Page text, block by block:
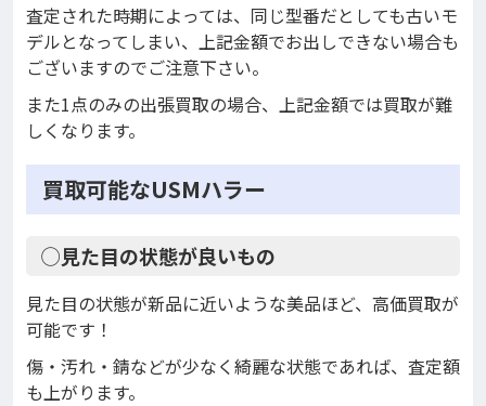
査定された時期によっては、同じ型番だとしても古いモ
デルとなってしまい、上記金額でお出しできない場合も
ございますのでご注意下さい。
また1点のみの出張買取の場合、上記金額では買取が難
しくなります。
買取可能なUSMハラー
◯見た目の状態が良いもの
見た目の状態が新品に近いような美品ほど、高価買取が
可能です！
傷・汚れ・錆などが少なく綺麗な状態であれば、査定額
も上がります。